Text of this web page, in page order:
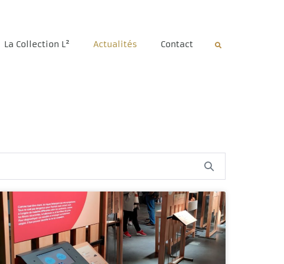
La Collection L² Actualités Contact